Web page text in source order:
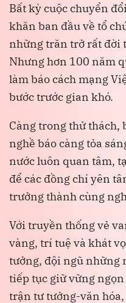
Bất kỳ cuộc chuyển
khăn ban đầu về tổ
những trăn trở rất đời
Nhưng hơn 100 năm
làm báo cách mạng
bước trước gian khó.
Càng trong thử thách,
nghề báo càng tỏa
nước luôn quan tâm,
để các đồng chí yên
trưởng thành cùng
Với truyền thống vẻ
vàng, trí tuệ và khát
tưởng, đội ngũ những
tiếp tục giữ vững
trận tư tưởng-văn